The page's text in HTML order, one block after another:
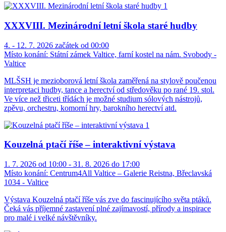
XXXVIII. Mezinárodní letní škola staré hudby
4. - 12. 7. 2026 začátek od 00:00
Místo konání: Státní zámek Valtice, farní kostel na nám. Svobody -
Valtice
MLŠSH je mezioborová letní škola zaměřená na stylově poučenou
interpretaci hudby, tance a herectví od středověku po rané 19. stol.
Ve více než třiceti třídách je možné studium sólových nástrojů,
zpěvu, orchestru, komorní hry, barokního herectví atd.
Kouzelná ptačí říše – interaktivní výstava
1. 7. 2026 od 10:00 - 31. 8. 2026 do 17:00
Místo konání: Centrum4All Valtice – Galerie Reistna, Břeclavská
1034 - Valtice
Výstava Kouzelná ptačí říše vás zve do fascinujícího světa ptáků.
Čeká vás příjemné zastavení plné zajímavostí, přírody a inspirace
pro malé i velké návštěvníky.